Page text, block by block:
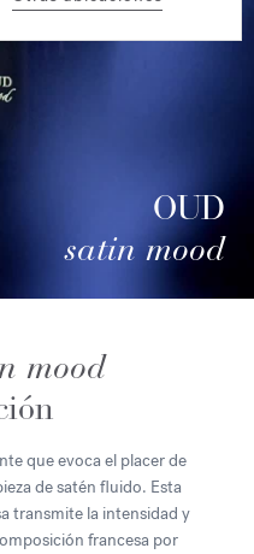
OUD
satin mood
mood
que evoca el placer de
de satén fluido. Esta
transmite la intensidad y
francesa por